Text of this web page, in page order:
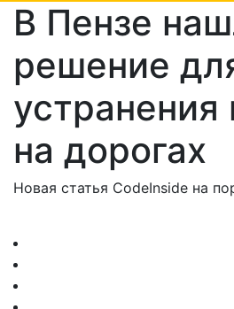
В Пензе
решение
устранения
на дорогах
Новая статья CodeInside на